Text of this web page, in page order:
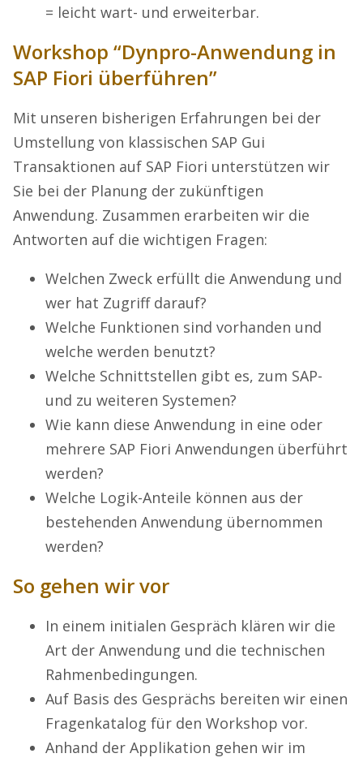
= leicht wart- und erweiterbar.
Workshop “Dynpro-Anwendung in
SAP Fiori überführen”
Mit unseren bisherigen Erfahrungen bei der
Umstellung von klassischen SAP Gui
Transaktionen auf SAP Fiori unterstützen wir
Sie bei der Planung der zukünftigen
Anwendung. Zusammen erarbeiten wir die
Antworten auf die wichtigen Fragen:
Welchen Zweck erfüllt die Anwendung und
wer hat Zugriff darauf?
Welche Funktionen sind vorhanden und
welche werden benutzt?
Welche Schnittstellen gibt es, zum SAP-
und zu weiteren Systemen?
Wie kann diese Anwendung in eine oder
mehrere SAP Fiori Anwendungen überführt
werden?
Welche Logik-Anteile können aus der
bestehenden Anwendung übernommen
werden?
So gehen wir vor
In einem initialen Gespräch klären wir die
Art der Anwendung und die technischen
Rahmenbedingungen.
Auf Basis des Gesprächs bereiten wir einen
Fragenkatalog für den Workshop vor.
Anhand der Applikation gehen wir im